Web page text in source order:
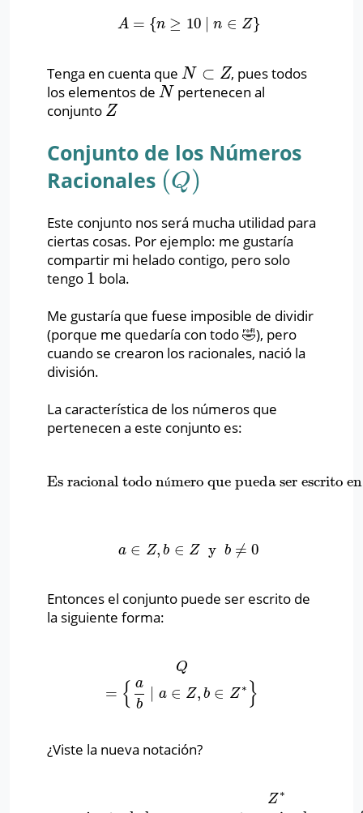
A = {n ≥ 10 ∣ n ∈ Z}
A ={n ≥10∣n Z}
Tenga en cuenta que N ⊂ Z
N⊂Z
, pues todos
los elementos de N
N pertenecen al
conjunto Z
Z
Conjunto de los Números
Racionales (Q)
(Q)
Este conjunto nos será mucha utilidad para
ciertas cosas. Por ejemplo: me gustaría
compartir mi helado contigo, pero solo
tengo 1
1 bola.
Me gustaría que fuese imposible de dividir
(porque me quedaría con todo 🤣), pero
cuando se crearon los racionales, nació la
división.
La característica de los números que
pertenecen a este conjunto es:
Es racional todo número que pueda ser escrito
Es racional todo número que pueda ser escrito en
a ∈ Z, b ∈ Z y b ≠ 0
a ∈Z, b∈Z y b≠ 0
Entonces el conjunto puede ser escrito de
la siguiente forma:
Q
= { a
b
a ∈ Z, b ∈ Z ∗ }
∈Z
¿Viste la nueva notación?
Z∗
conjunto de los números enteros sin el cero